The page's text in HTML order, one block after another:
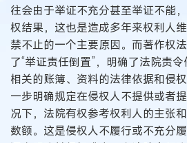
往会由于举证不充分甚至举证不能
权结果，这也是造成多年来权利人
禁不止的一个主要原因。而著作权
了“举证责任倒置”，明确了法院责
相关的账簿、资料的法律依据和侵
一步明确规定在侵权人不提供或者
况下，法院有权参考权利人的主张
数额。这是侵权人不履行或不充分